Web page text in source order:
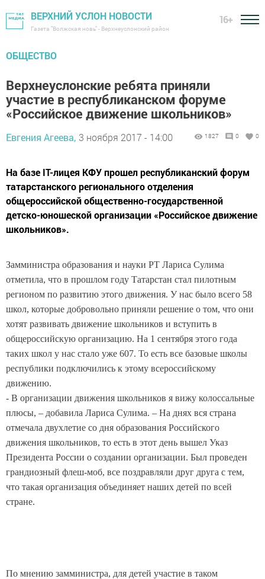
ВЕРХНИЙ УСЛОН НОВОСТИ
Газета "Волжская новь" - Верхнеуслонский район
16+
ОБЩЕСТВО
Верхнеуслонские ребята приняли
участие в республиканском форуме
«Российское движение школьников»
Евгения Агеева, 3 ноября 2017 - 14:00 1827 0 0
На базе IT-лицея КФУ прошел республиканский форум
татарстанского регионального отделения
общероссийской общественно-государственной
детско-юношеской организации «Российское движение
школьников».
Замминистра образования и науки РТ Лариса Сулима
отметила, что в прошлом году Татарстан стал пилотным
регионом по развитию этого движения. У нас было всего 58
школ, которые добровольно приняли решение о том, что они
хотят развивать движение школьников и вступить в
общероссийскую организацию. На 1 сентября этого года
таких школ у нас стало уже 607. То есть все базовые школы
республики подключились к этому всероссийскому
движению.
- В организации движения школьников я вижу колоссальные
плюсы, – добавила Лариса Сулима. – На днях вся страна
отмечала двухлетие со дня образования Российского
движения школьников, то есть в этот день вышел Указ
Президента России о создании организации. Был проведен
грандиозный флеш-моб, все поздравляли друг друга с тем,
что такая организация объединяет наших детей по всей
стране.
По мнению замминистра, для детей участие в таком